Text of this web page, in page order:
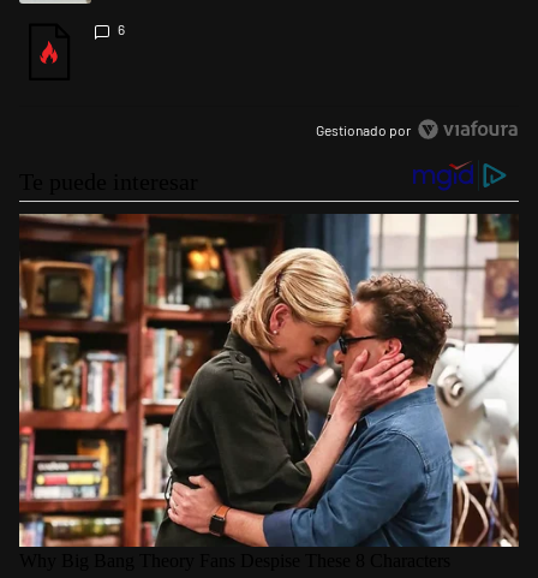
Un artículo de tendencia con el título "" con 6 comentarios.
6
Gestionado por